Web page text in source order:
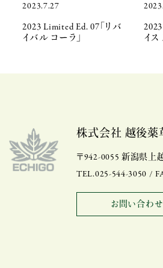
2023.7.27
2023 Limited Ed. 07「リバ
イバル コーラ」
イス
株式会社 越後薬
〒942-0055 新潟県上
TEL.025-544-3050 /
お問い合わせ